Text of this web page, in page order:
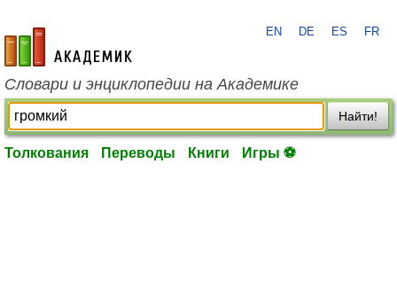
academic.ru
EN DE ES FR
Словари и энциклопедии на Академике
Найти!
Толкования Переводы Книги Игры ⚽